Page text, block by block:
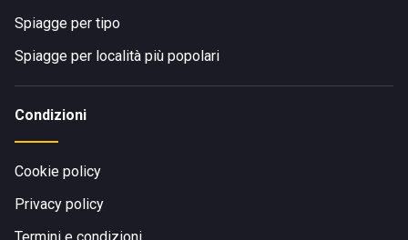
Spiagge per tipo
Spiagge per località più popolari
Condizioni
Cookie policy
Privacy policy